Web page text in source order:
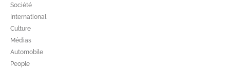
Société
International
Culture
Médias
Automobile
People